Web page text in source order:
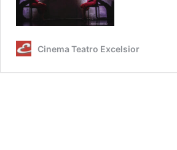
Cinema Teatro Excelsior